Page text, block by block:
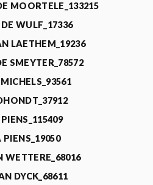
MOORTELE_133215
WULF_17336
LAETHEM_19236
SMEYTER_78572
WETTERE_68016
DYCK_68611